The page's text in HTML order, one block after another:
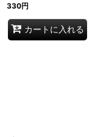
330円
カートに入れる